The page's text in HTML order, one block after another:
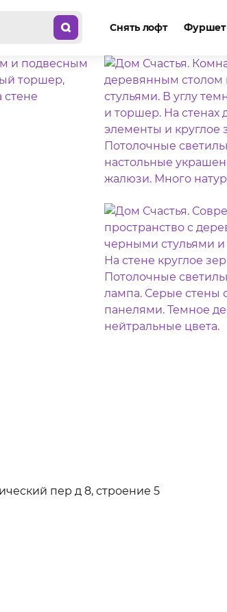
Снять лофт Фуршет
пер д 8, строение 5